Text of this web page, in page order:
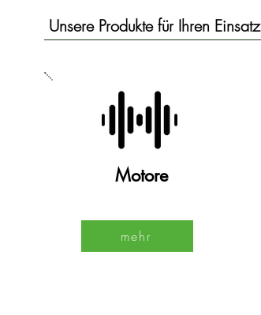
Unsere Produkte für Ihren Einsatz
Motore
mehr